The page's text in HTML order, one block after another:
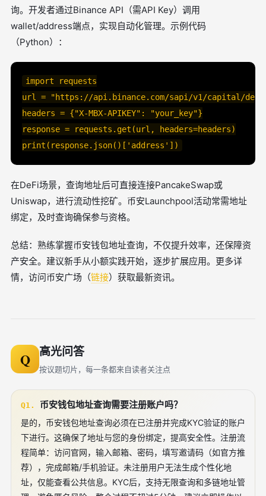
询。开发者通过Binance API（需API Key）调用
wallet/address端点，实现自动化管理。示例代码
（Python）：
import requests
url = "https://api.binance.com/sapi/v1/capital/
headers = {"X-MBX-APIKEY": "your_key"}
response = requests.get(url, headers=headers)
print(response.json()['address'])
在DeFi场景，查询地址后可直接连接PancakeSwap或
Uniswap，进行流动性挖矿。币安Launchpool活动常需地址
绑定，及时查询确保参与资格。
总结：熟练掌握币安钱包地址查询，不仅提升效率，还保障资
产安全。建议新手从小额实践开始，逐步扩展应用。更多详
情，访问币安广场（链接）获取最新资讯。
Q 高光问答
按议题切片，每一条都来自读者关注点
Q1. 币安钱包地址查询需要注册账户吗？
是的，币安钱包地址查询必须在已注册并完成KYC验证的账户
下进行。这确保了地址与您的身份绑定，提高安全性。注册流
程简单：访问官网，输入邮箱、密码，填写邀请码（如官方推
荐），完成邮箱/手机验证。未注册用户无法生成个性化地
址，仅能查看公共信息。KYC后，支持无限查询和多链地址管